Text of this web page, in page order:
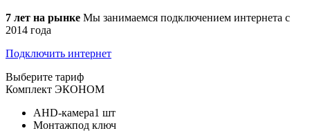
7 лет на рынке Мы занимаемся подключением интернета с
2014 года
Подключить интернет
Выберите тариф
Комплект ЭКОНОМ
AHD-камера1 шт
Монтажпод ключ